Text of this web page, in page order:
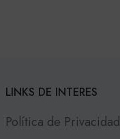
LINKS DE INTERES
Política de Privacidad